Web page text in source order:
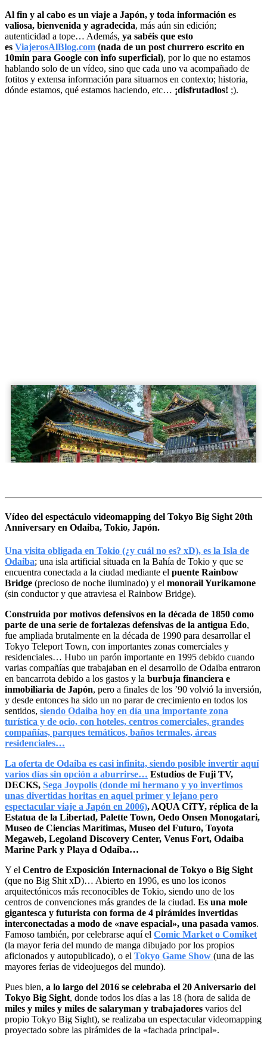
Al fin y al cabo es un viaje a Japón, y toda información es
valiosa, bienvenida y agradecida, más aún sin edición;
autenticidad a tope… Además, ya sabéis que esto
es ViajerosAlBlog.com (nada de un post churrero escrito en
10min para Google con info superficial), por lo que no estamos
hablando solo de un vídeo, sino que cada uno va acompañado de
fotitos y extensa información para situarnos en contexto; historia,
dónde estamos, qué estamos haciendo, etc… ¡disfrutadlos! ;).
Vídeo del espectáculo videomapping del Tokyo Big Sight 20th
Anniversary en Odaiba, Tokio, Japón.
Una visita obligada en Tokio (¿y cuál no es? xD), es la Isla de
Odaiba; una isla artificial situada en la Bahía de Tokio y que se
encuentra conectada a la ciudad mediante el puente Rainbow
Bridge (precioso de noche iluminado) y el monorail Yurikamone
(sin conductor y que atraviesa el Rainbow Bridge).
Construida por motivos defensivos en la década de 1850 como
parte de una serie de fortalezas defensivas de la antigua Edo,
fue ampliada brutalmente en la década de 1990 para desarrollar el
Tokyo Teleport Town, con importantes zonas comerciales y
residenciales… Hubo un parón importante en 1995 debido cuando
varias compañías que trabajaban en el desarrollo de Odaiba entraron
en bancarrota debido a los gastos y la burbuja financiera e
inmobiliaria de Japón, pero a finales de los ’90 volvió la inversión,
y desde entonces ha sido un no parar de crecimiento en todos los
sentidos, siendo Odaiba hoy en día una importante zona
turística y de ocio, con hoteles, centros comerciales, grandes
compañías, parques temáticos, baños termales, áreas
residenciales…
La oferta de Odaiba es casi infinita, siendo posible invertir aquí
varios días sin opción a aburrirse… Estudios de Fuji TV,
DECKS, Sega Joypolis (donde mi hermano y yo invertimos
unas divertidas horitas en aquel primer y lejano pero
espectacular viaje a Japón en 2006), AQUA CiTY, réplica de la
Estatua de la Libertad, Palette Town, Oedo Onsen Monogatari,
Museo de Ciencias Marítimas, Museo del Futuro, Toyota
Megaweb, Legoland Discovery Center, Venus Fort, Odaiba
Marine Park y Playa d Odaiba…
Y el Centro de Exposición Internacional de Tokyo o Big Sight
(que no Big Shit xD)… Abierto en 1996, es uno los iconos
arquitectónicos más reconocibles de Tokio, siendo uno de los
centros de convenciones más grandes de la ciudad. Es una mole
gigantesca y futurista con forma de 4 pirámides invertidas
interconectadas a modo de «nave espacial», una pasada vamos.
Famoso también, por celebrarse aquí el Comic Market o Comiket
(la mayor feria del mundo de manga dibujado por los propios
aficionados y autopublicado), o el Tokyo Game Show (una de las
mayores ferias de videojuegos del mundo).
Pues bien, a lo largo del 2016 se celebraba el 20 Aniversario del
Tokyo Big Sight, donde todos los días a las 18 (hora de salida de
miles y miles y miles de salaryman y trabajadores varios del
propio Tokyo Big Sight), se realizaba un espectacular videomapping
proyectado sobre las pirámides de la «fachada principal».